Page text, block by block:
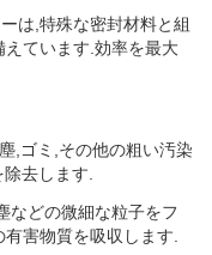
は,特殊な密封材料と組
ています.効率を最大
,ゴミ,その他の粗い汚染
去します.
などの微細な粒子をフ
害物質を吸収します.